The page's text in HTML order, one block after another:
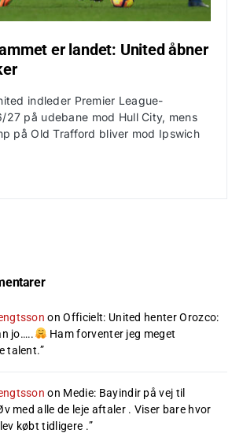
er landet: United åbner
indleder Premier League-
på udebane mod Hull City, mens
på Old Trafford bliver mod Ipswich
onOfficielt: United henter Orozco:
jo…..
Ham forventer jeg meget
talent.”
on Medie: Bayindir på vej til
med alle de leje aftaler . Viser bare hvor
købt tidligere .”